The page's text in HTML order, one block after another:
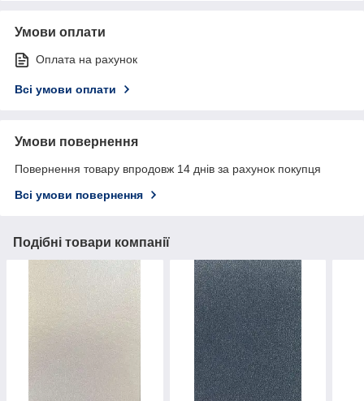
Умови оплати
Оплата на рахунок
Всі умови оплати
Умови повернення
Повернення товару впродовж 14 днів за рахунок покупця
Всі умови повернення
Подібні товари компанії